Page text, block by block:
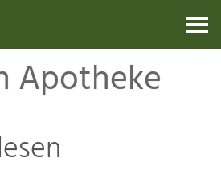
Apotheke